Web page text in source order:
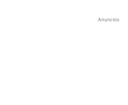
Anuncios